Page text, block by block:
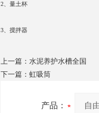
2、量土杯
3、搅拌器
上一篇： 水泥养护水槽全国
下一篇： 虹吸筒
产品：